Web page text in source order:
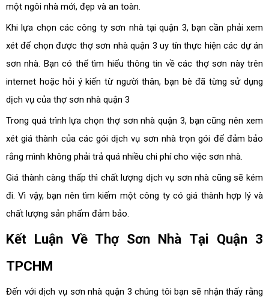
một ngôi nhà mới, đẹp và an toàn.
Khi lựa chọn các công ty sơn nhà tại quận 3, bạn cần phải xem
xét để chọn được thợ sơn nhà quận 3 uy tín thực hiện các dự án
sơn nhà. Bạn có thể tìm hiểu thông tin về các thợ sơn này trên
internet hoặc hỏi ý kiến từ người thân, bạn bè đã từng sử dụng
dịch vụ của thợ sơn nhà quận 3
Trong quá trình lựa chọn thợ sơn nhà quận 3, bạn cũng nên xem
xét giá thành của các gói dịch vụ sơn nhà trọn gói để đảm bảo
rằng mình không phải trả quá nhiều chi phí cho việc sơn nhà.
Giá thành càng thấp thì chất lượng dịch vụ sơn nhà cũng sẽ kém
đi. Vì vậy, bạn nên tìm kiếm một công ty có giá thành hợp lý và
chất lượng sản phẩm đảm bảo.
Kết Luận Về Thợ Sơn Nhà Tại Quận 3
TPCHM
Đến với dịch vụ sơn nhà quận 3 chúng tôi bạn sẽ nhận thấy rằng